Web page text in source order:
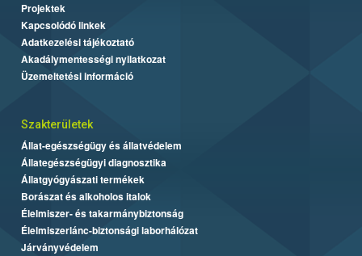
Projektek
Kapcsolódó linkek
Adatkezelési tájékoztató
Akadálymentességi nyilatkozat
Üzemeltetési információ
Szakterületek
Állat-egészségügy és állatvédelem
Állategészségügyi diagnosztika
Állatgyógyászati termékek
Borászat és alkoholos italok
Élelmiszer- és takarmánybiztonság
Élelmiszerlánc-biztonsági laborhálózat
Járványvédelem